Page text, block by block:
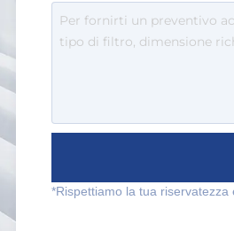
*Rispettiamo la tua riservatezza